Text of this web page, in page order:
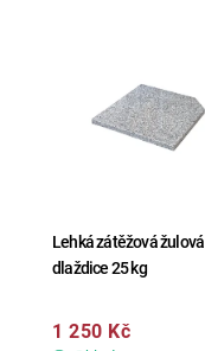
Lehká zátěžová žulová
dlaždice 25 kg
1 250 Kč